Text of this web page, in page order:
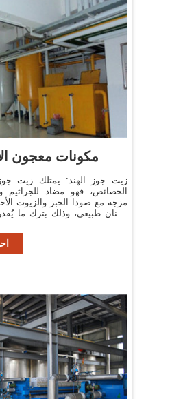
مكونات معجون
زيت جوز الهند: يمتلك زيت
الخصائص، فهو مضاد للجراثيم
مزجه مع صودا الخبز والزيوت
أسنان طبيعي، وذلك بترك ما